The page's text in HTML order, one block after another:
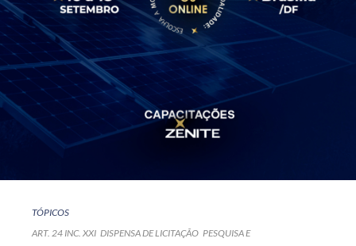
TÓPICOS
ART. 24 INC. XXI DISPENSA DE LICITAÇÃO PESQUISA E